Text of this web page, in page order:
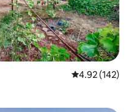
평점 4.92점(5
4.92 (142)